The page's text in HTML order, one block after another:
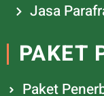
Jasa
PAKET
Paket